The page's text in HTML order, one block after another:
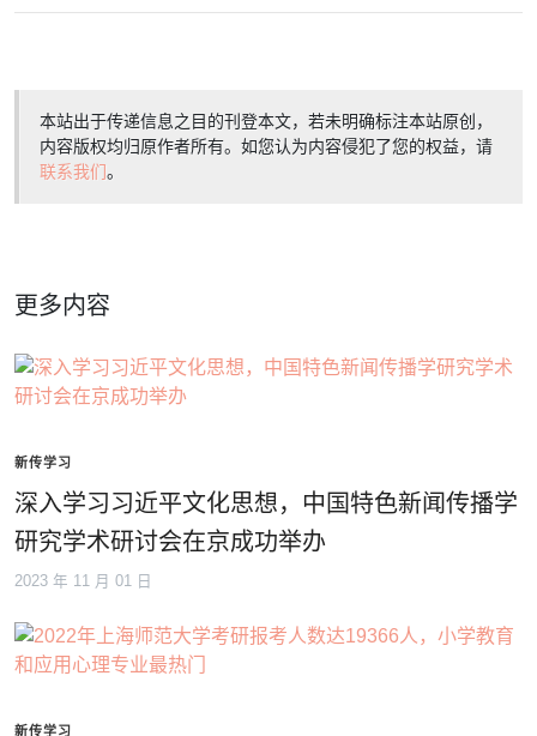
本站出于传递信息之目的刊登本文，若未明确标注本站原创，
内容版权均归原作者所有。如您认为内容侵犯了您的权益，请
联系我们。
更多内容
新传学习
深入学习习近平文化思想，中国特色新闻传播学
研究学术研讨会在京成功举办
2023 年 11 月 01 日
新传学习